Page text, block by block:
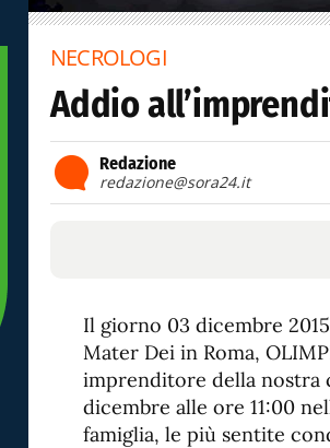
NECROLOGI
Addio
Redazione
redazione@sora24.it
Il giorno 03 dicembre
Mater Dei in Roma,
imprenditore della nostra
dicembre alle ore 11:00
famiglia, le più sentite